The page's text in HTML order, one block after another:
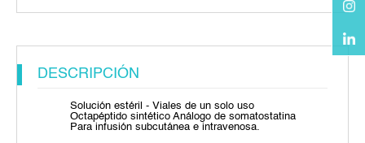
DESCRIPCIÓN
Solución estéril - Viales de un solo uso
Octapéptido sintético Análogo de somatostatina
Para infusión subcutánea e intravenosa.